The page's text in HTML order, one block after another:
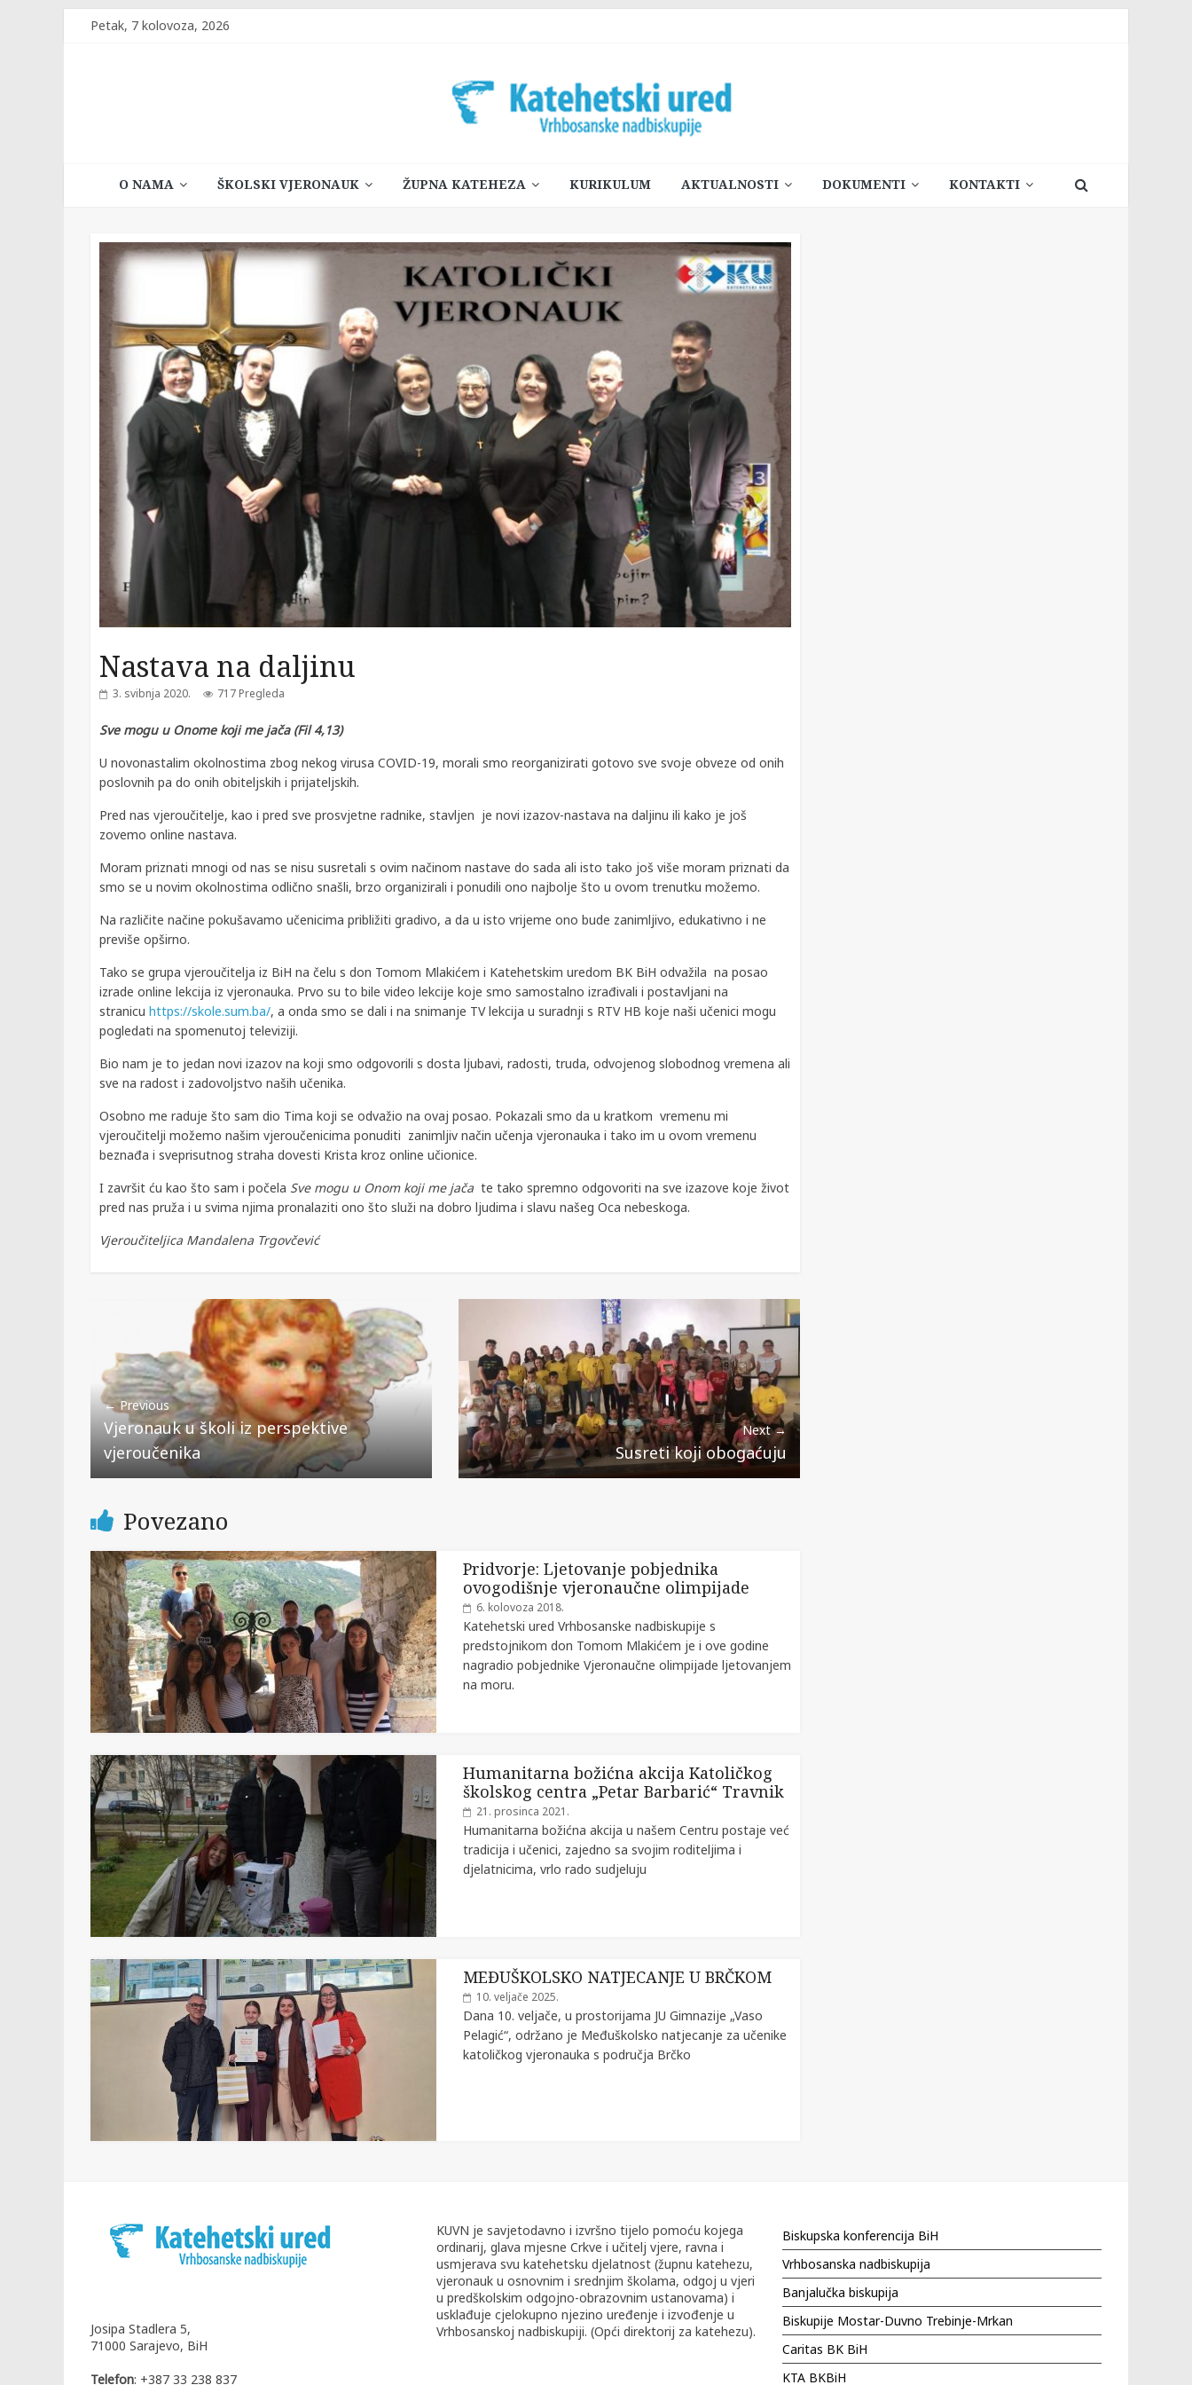
Petak, 7 kolovoza, 2026
Vrhbosanske
nadbiskupije
O NAMA ŠKOLSKI VJERONAUK ŽUPNA KATEHEZA KURIKULUM AKTUALNOSTI DOKUMENTI KONTAKTI
Nastava na daljinu
3. svibnja 2020. 717 Pregleda
Sve mogu u Onome koji me jača (Fil 4,13)
U novonastalim okolnostima zbog nekog virusa COVID-19, morali smo reorganizirati gotovo sve svoje obveze od onih
poslovnih pa do onih obiteljskih i prijateljskih.
Pred nas vjeroučitelje, kao i pred sve prosvjetne radnike, stavljen je novi izazov-nastava na daljinu ili kako je još
zovemo online nastava.
Moram priznati mnogi od nas se nisu susretali s ovim načinom nastave do sada ali isto tako još više moram priznati da
smo se u novim okolnostima odlično snašli, brzo organizirali i ponudili ono najbolje što u ovom trenutku možemo.
Na različite načine pokušavamo učenicima približiti gradivo, a da u isto vrijeme ono bude zanimljivo, edukativno i ne
previše opširno.
Tako se grupa vjeroučitelja iz BiH na čelu s don Tomom Mlakićem i Katehetskim uredom BK BiH odvažila na posao
izrade online lekcija iz vjeronauka. Prvo su to bile video lekcije koje smo samostalno izrađivali i postavljani na
stranicu https://skole.sum.ba/, a onda smo se dali i na snimanje TV lekcija u suradnji s RTV HB koje naši učenici mogu
pogledati na spomenutoj televiziji.
Bio nam je to jedan novi izazov na koji smo odgovorili s dosta ljubavi, radosti, truda, odvojenog slobodnog vremena ali
sve na radost i zadovoljstvo naših učenika.
Osobno me raduje što sam dio Tima koji se odvažio na ovaj posao. Pokazali smo da u kratkom vremenu mi
vjeroučitelji možemo našim vjeroučenicima ponuditi zanimljiv način učenja vjeronauka i tako im u ovom vremenu
beznađa i sveprisutnog straha dovesti Krista kroz online učionice.
I završit ću kao što sam i počela Sve mogu u Onom koji me jača te tako spremno odgovoriti na sve izazove koje život
pred nas pruža i u svima njima pronalaziti ono što služi na dobro ljudima i slavu našeg Oca nebeskoga.
Vjeroučiteljica Mandalena Trgovčević
← Previous
Vjeronauk u školi iz perspektive
vjeroučenika
Next →
Susreti koji obogaćuju
Povezano
Pridvorje: Ljetovanje pobjednika
ovogodišnje vjeronaučne olimpijade
6. kolovoza 2018.
Katehetski ured Vrhbosanske nadbiskupije s
predstojnikom don Tomom Mlakićem je i ove godine
nagradio pobjednike Vjeronaučne olimpijade ljetovanjem
na moru.
Humanitarna božićna akcija Katoličkog
školskog centra „Petar Barbarić“ Travnik
21. prosinca 2021.
Humanitarna božićna akcija u našem Centru postaje već
tradicija i učenici, zajedno sa svojim roditeljima i
djelatnicima, vrlo rado sudjeluju
MEĐUŠKOLSKO NATJECANJE U BRČKOM
10. veljače 2025.
Dana 10. veljače, u prostorijama JU Gimnazije „Vaso
Pelagić“, održano je Međuškolsko natjecanje za učenike
katoličkog vjeronauka s područja Brčko
Josipa Stadlera 5,
71000 Sarajevo, BiH
Telefon: +387 33 238 837
KUVN je savjetodavno i izvršno tijelo pomoću kojega
ordinarij, glava mjesne Crkve i učitelj vjere, ravna i
usmjerava svu katehetsku djelatnost (župnu katehezu,
vjeronauk u osnovnim i srednjim školama, odgoj u vjeri
u predškolskim odgojno-obrazovnim ustanovama) i
usklađuje cjelokupno njezino uređenje i izvođenje u
Vrhbosanskoj nadbiskupiji. (Opći direktorij za katehezu).
Biskupska konferencija BiH
Vrhbosanska nadbiskupija
Banjalučka biskupija
Biskupije Mostar-Duvno Trebinje-Mrkan
Caritas BK BiH
KTA BKBiH